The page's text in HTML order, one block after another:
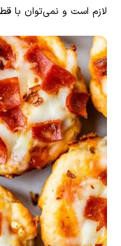
لازم است و نمی‌توان با